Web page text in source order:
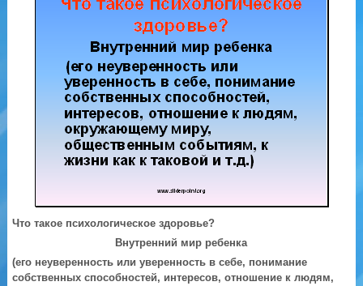
Что такое психологическое здоровье?
Внутренний мир ребенка
(его неуверенность или уверенность в себе, понимание
собственных способностей, интересов, отношение к людям,